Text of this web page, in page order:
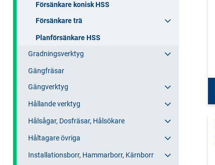
Försänkare konisk HSS
Försänkare trä
Planförsänkare HSS
Gradningsverktyg
Gängfräsar
Gängverktyg
Hållande verktyg
Hålsågar, Dosfräsar, Hålsökare
Håltagare övriga
Installationsborr, Hammarborr, Kärnborr